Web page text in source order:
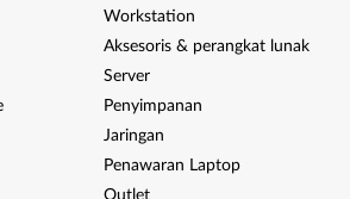
Workstation
Aksesoris & perangkat lunak
Server
Penyimpanan
Jaringan
Penawaran Laptop
Outlet